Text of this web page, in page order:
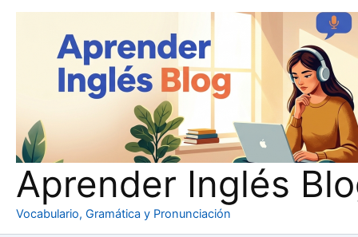
Aprender Inglés
Vocabulario, Gramática y Pronunciación